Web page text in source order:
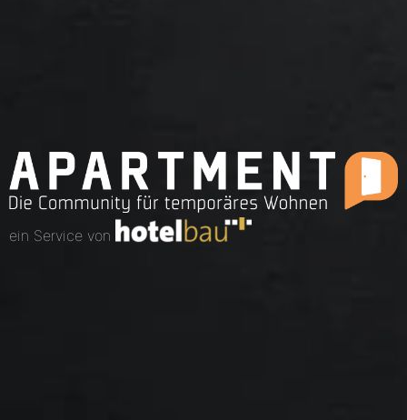
ein Service von